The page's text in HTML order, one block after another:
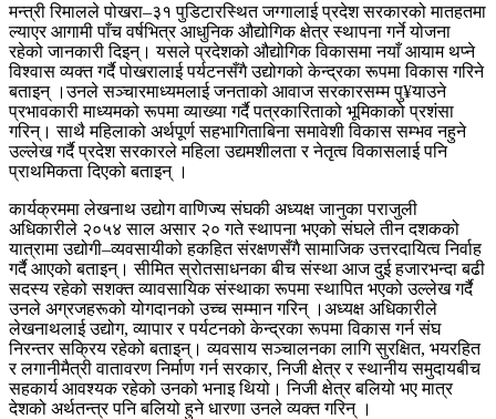
मन्त्री रिमालले पोखरा–३१ पुडिटारस्थित जग्गालाई प्रदेश सरकारको मातहतमा
ल्याएर आगामी पाँच वर्षभित्र आधुनिक औद्योगिक क्षेत्र स्थापना गर्ने योजना
रहेको जानकारी दिइन्। यसले प्रदेशको औद्योगिक विकासमा नयाँ आयाम थप्ने
विश्वास व्यक्त गर्दै पोखरालाई पर्यटनसँगै उद्योगको केन्द्रका रूपमा विकास गरिने
बताइन् ।उनले सञ्चारमाध्यमलाई जनताको आवाज सरकारसम्म पु¥याउने
प्रभावकारी माध्यमको रूपमा व्याख्या गर्दै पत्रकारिताको भूमिकाको प्रशंसा
गरिन्। साथै महिलाको अर्थपूर्ण सहभागिताबिना समावेशी विकास सम्भव नहुने
उल्लेख गर्दै प्रदेश सरकारले महिला उद्यमशीलता र नेतृत्व विकासलाई पनि
प्राथमिकता दिएको बताइन् ।
कार्यक्रममा लेखनाथ उद्योग वाणिज्य संघकी अध्यक्ष जानुका पराजुली
अधिकारीले २०५४ साल असार २० गते स्थापना भएको संघले तीन दशकको
यात्रामा उद्योगी–व्यवसायीको हकहित संरक्षणसँगै सामाजिक उत्तरदायित्व निर्वाह
गर्दै आएको बताइन्। सीमित स्रोतसाधनका बीच संस्था आज दुई हजारभन्दा बढी
सदस्य रहेको सशक्त व्यावसायिक संस्थाका रूपमा स्थापित भएको उल्लेख गर्दै
उनले अग्रजहरूको योगदानको उच्च सम्मान गरिन् ।अध्यक्ष अधिकारीले
लेखनाथलाई उद्योग, व्यापार र पर्यटनको केन्द्रका रूपमा विकास गर्न संघ
निरन्तर सक्रिय रहेको बताइन्। व्यवसाय सञ्चालनका लागि सुरक्षित, भयरहित
र लगानीमैत्री वातावरण निर्माण गर्न सरकार, निजी क्षेत्र र स्थानीय समुदायबीच
सहकार्य आवश्यक रहेको उनको भनाइ थियो। निजी क्षेत्र बलियो भए मात्र
देशको अर्थतन्त्र पनि बलियो हुने धारणा उनले व्यक्त गरिन् ।